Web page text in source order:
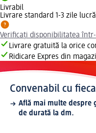
Livrabil
Livrare standard 1-3 zile
Verificați disponibilitatea
Livrare gratuită la orice
Ridicare Expres din
Convenabil cu
Află mai multe despre
de durată la dm.